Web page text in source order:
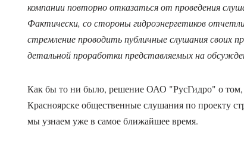
компании повторно отказаться от проведения
Фактически, со стороны гидроэнергетиков
стремление проводить публичные слушания своих
детальной проработки представляемых на
Как бы то ни было, решение ОАО "РусГидро" о том,
Красноярске общественные слушания по проекту
мы узнаем уже в самое ближайшее время.